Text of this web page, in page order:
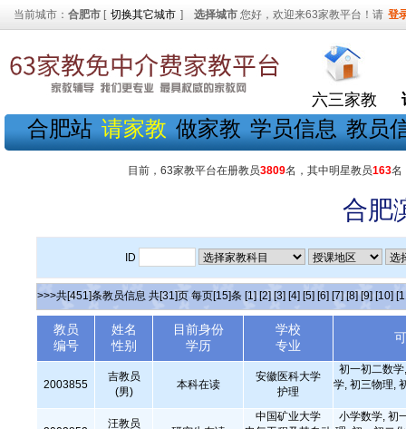
当前城市： 合肥市 [ 切换其它城市 ] 选择城市 您好，欢迎来63家教平台！请 登
六三家教
合肥站 请家教 做家教 学员信息 教员
目前，63家教平台在册教员3809名，其中明星教员163名
合肥
ID
>>>共[451]条教员信息 共[31]页 每页[15]条 [1] [2] [3] [4] [5] [6] [7] [8] [9] [10]
教员
编号
姓名
性别
目前身份
学历
学校
专业
2003855
吉教员
(男)
本科在读
安徽医科大学
护理
初一初二数
学, 初三物理,
汪教员
中国矿业大学
小学数学, 初